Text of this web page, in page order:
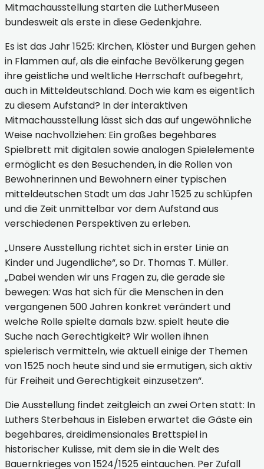
Mitmachausstellung starten die LutherMuseen
bundesweit als erste in diese Gedenkjahre.
Es ist das Jahr 1525: Kirchen, Klöster und Burgen gehen
in Flammen auf, als die einfache Bevölkerung gegen
ihre geistliche und weltliche Herrschaft aufbegehrt,
auch in Mitteldeutschland. Doch wie kam es eigentlich
zu diesem Aufstand? In der interaktiven
Mitmachausstellung lässt sich das auf ungewöhnliche
Weise nachvollziehen: Ein großes begehbares
Spielbrett mit digitalen sowie analogen Spielelemente
ermöglicht es den Besuchenden, in die Rollen von
Bewohnerinnen und Bewohnern einer typischen
mitteldeutschen Stadt um das Jahr 1525 zu schlüpfen
und die Zeit unmittelbar vor dem Aufstand aus
verschiedenen Perspektiven zu erleben.
„Unsere Ausstellung richtet sich in erster Linie an
Kinder und Jugendliche“, so Dr. Thomas T. Müller.
„Dabei wenden wir uns Fragen zu, die gerade sie
bewegen: Was hat sich für die Menschen in den
vergangenen 500 Jahren konkret verändert und
welche Rolle spielte damals bzw. spielt heute die
Suche nach Gerechtigkeit? Wir wollen ihnen
spielerisch vermitteln, wie aktuell einige der Themen
von 1525 noch heute sind und sie ermutigen, sich aktiv
für Freiheit und Gerechtigkeit einzusetzen“.
Die Ausstellung findet zeitgleich an zwei Orten statt: In
Luthers Sterbehaus in Eisleben erwartet die Gäste ein
begehbares, dreidimensionales Brettspiel in
historischer Kulisse, mit dem sie in die Welt des
Bauernkrieges von 1524/1525 eintauchen. Per Zufall